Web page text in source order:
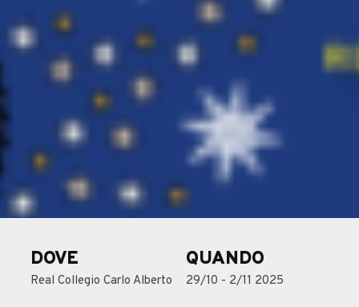
DOVE
Real Collegio Carlo Alberto
QUANDO
29/10 - 2/11 2025